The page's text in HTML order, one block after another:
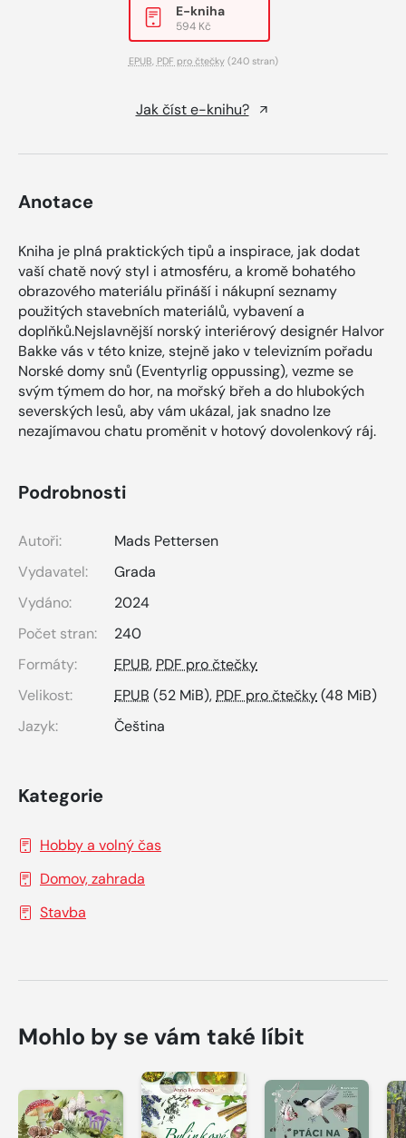
E-kniha
594 Kč
EPUB PDF pro čtečky(240 stran)
Jak číst e-knihu?
Anotace
Kniha je plná praktických tipů a inspirace, jak dodat
vaší chatě nový styl i atmosféru, a kromě bohatého
obrazového materiálu přináší i nákupní seznamy
použitých stavebních materiálů, vybavení a
doplňků.Nejslavnější norský interiérový designér Halvor
Bakke vás v této knize, stejně jako v televizním pořadu
Norské domy snů (Eventyrlig oppussing), vezme se
svým týmem do hor, na mořský břeh a do hlubokých
severských lesů, aby vám ukázal, jak snadno lze
nezajímavou chatu proměnit v hotový dovolenkový ráj.
Podrobnosti
Autoři:
Mads Pettersen
Vydavatel:
Grada
Vydáno:
2024
Počet stran:
240
Formáty:
EPUB, PDF pro čtečky
Velikost:
EPUB (52 MiB), PDF pro čtečky(48 MiB)
Jazyk:
Čeština
Kategorie
Hobby a volný čas
Domov, zahrada
Stavba
Mohlo by se vám také líbit